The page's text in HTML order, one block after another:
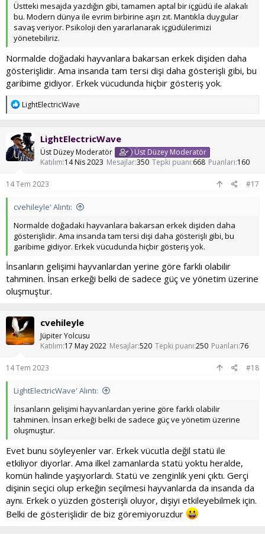
Üstteki mesajda yazdığın gibi, tamamen aptal bir içgüdü ile alakalı
bu. Modern dünya ile evrim birbirine aşırı zıt. Mantıkla duygular
savaş veriyor. Psikoloji den yararlanarak içgüdülerimizi
yönetebiliriz.
Normalde doğadaki hayvanlara bakarsan erkek dişiden daha
gösterişlidir. Ama insanda tam tersi dişi daha gösterişli gibi, bu
garibime gidiyor. Erkek vücudunda hiçbir gösteriş yok.
T
p
k
i
l
e
LightElectricWave
LightElectricWave
Üst Düzey Moderatör
Üst Düzey Moderatör
Katılım 14 Nis 2023 Mesajlar350 Tepki puanı 668 Puanları 160
14 Tem 2023 #17
cvehileyle' Alıntı:
Normalde doğadaki hayvanlara bakarsan erkek dişiden daha
gösterişlidir. Ama insanda tam tersi dişi daha gösterişli gibi, bu
garibime gidiyor. Erkek vücudunda hiçbir gösteriş yok.
İnsanların gelişimi hayvanlardan yerine göre farklı olabilir
tahminen. İnsan erkeği belki de sadece güç ve yönetim üzerine
oluşmuştur.
cvehileyle
Jüpiter Yolcusu
Katılım 17 May 2022 Mesajlar520 Tepki puanı 250 Puanları 76
14 Tem 2023 #18
LightElectricWave' Alıntı:
İnsanların gelişimi hayvanlardan yerine göre farklı olabilir
tahminen. İnsan erkeği belki de sadece güç ve yönetim üzerine
oluşmuştur.
Evet bunu söyleyenler var. Erkek vücutla değil statü ile
etkiliyor diyorlar. Ama ilkel zamanlarda statü yoktu heralde,
komün halinde yaşıyorlardı. Statü ve zenginlik yeni çıktı. Gerçi
dişinin seçici olup erkeğin seçilmesi hayvanlarda da insanda da
aynı. Erkek o yüzden gösterişli oluyor, dişiyi etkileyebilmek için.
Belki de gösterişlidir de biz göremiyoruzdur